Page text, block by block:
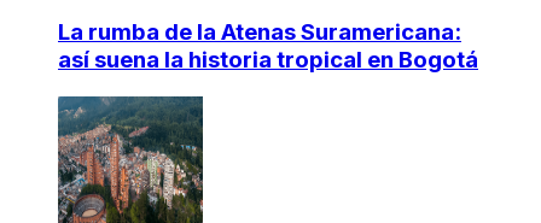
La rumba de la Atenas Suramericana:
así suena la historia tropical en Bogotá